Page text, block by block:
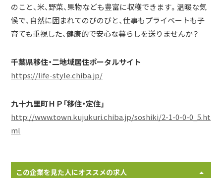
のこと、米、野菜、果物なども豊富に収穫できます。温暖な気
候で、自然に囲まれてのびのびと、仕事もプライベートも子
育ても重視した、健康的で安心な暮らしを送りませんか？
千葉県移住・二地域居住ポータルサイト
https://life-style.chiba.jp/
九十九里町ＨＰ「移住・定住」
http://www.town.kujukuri.chiba.jp/soshiki/2-1-0-0-0_5.ht
ml
この企業を見た人にオススメの求人